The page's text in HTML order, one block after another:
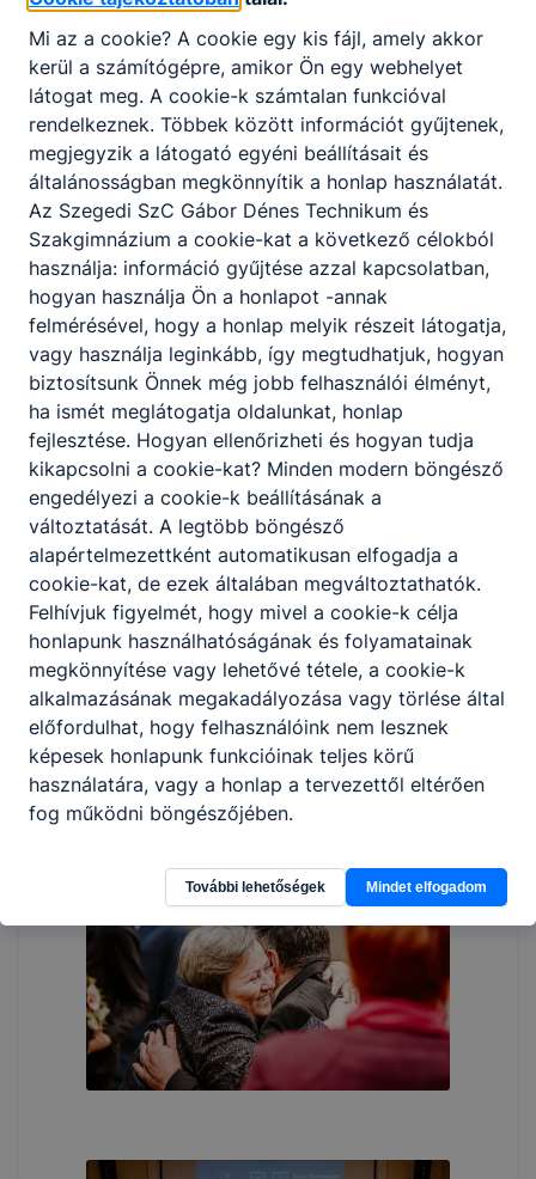
Mi az a cookie? A cookie egy kis fájl, amely akkor
kerül a számítógépre, amikor Ön egy webhelyet
látogat meg. A cookie-k számtalan funkcióval
rendelkeznek. Többek között információt gyűjtenek,
megjegyzik a látogató egyéni beállításait és
általánosságban megkönnyítik a honlap használatát.
Az Szegedi SzC Gábor Dénes Technikum és
Szakgimnázium a cookie-kat a következő célokból
használja: információ gyűjtése azzal kapcsolatban,
hogyan használja Ön a honlapot -annak
felmérésével, hogy a honlap melyik részeit látogatja,
vagy használja leginkább, így megtudhatjuk, hogyan
biztosítsunk Önnek még jobb felhasználói élményt,
ha ismét meglátogatja oldalunkat, honlap
fejlesztése. Hogyan ellenőrizheti és hogyan tudja
kikapcsolni a cookie-kat? Minden modern böngésző
engedélyezi a cookie-k beállításának a
változtatását. A legtöbb böngésző
alapértelmezettként automatikusan elfogadja a
cookie-kat, de ezek általában megváltoztathatók.
Felhívjuk figyelmét, hogy mivel a cookie-k célja
honlapunk használhatóságának és folyamatainak
megkönnyítése vagy lehetővé tétele, a cookie-k
alkalmazásának megakadályozása vagy törlése által
előfordulhat, hogy felhasználóink nem lesznek
képesek honlapunk funkcióinak teljes körű
használatára, vagy a honlap a tervezettől eltérően
fog működni böngészőjében.
További lehetőségek Mindet elfogadom